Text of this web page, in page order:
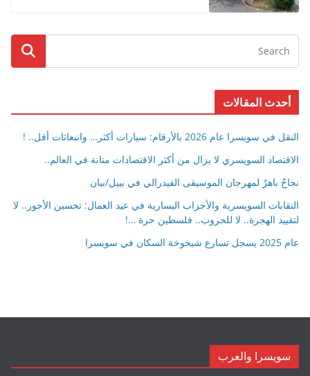
أحدث المقالات
النقل في سويسرا عام 2026 بالأرقام: سيارات أكثر… وانبعاثات أقل.. !
الاقتصاد السويسري لا يزال من أكثر الاقتصادات متانة في العالم..
نجاحٌ باهرٌ لمهرجان الموسيقى الفيدرالي في بييل/بيان
النقابات السويسرية والأحزاب اليسارية في عيد العمال: تحسين الأجور.. لا
لتقييد الهجرة.. لا للحروب.. فلسطين حرة …!
عام 2025 يسجل تسارع شيخوخة السكان في سويسرا
سويسرا والعرب